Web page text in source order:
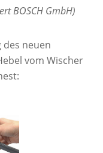
BOSCH GmbH)
des neuen
vom Wischer